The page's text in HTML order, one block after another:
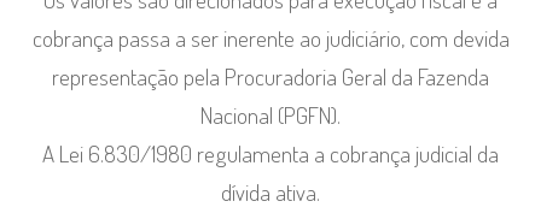
cobrança passa a ser inerente ao judiciário, com devida
representação pela Procuradoria Geral da Fazenda
Nacional (PGFN).
A Lei 6.830/1980 regulamenta a cobrança judicial da
dívida ativa.